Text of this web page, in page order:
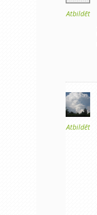
Atbildēt
Atbildēt